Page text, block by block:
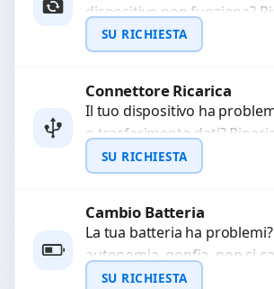
WhatsApp
dispositivo non funziona?
sostituiamo fotocamere
problemi come immagini
SU RICHIESTA
Richiedi Preventivo
WhatsApp
Connettore Ricarica
Il tuo dispositivo ha
o trasferimento dati?
sostituiamo connettori di
rotti, allentati, danneggiati,...
SU RICHIESTA
Richiedi Preventivo
WhatsApp
Cambio Batteria
La tua batteria ha
autonomia, gonfia, non si
lenta o cicli di ricarica
SU RICHIESTA